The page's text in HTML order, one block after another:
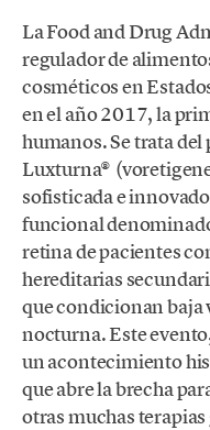
La Food and Drug
regulador de
cosméticos en
en el año 2017, la
humanos. Se trata
Luxturna®
sofisticada e
funcional
retina de pacientes
hereditarias
que condicionan baja
nocturna. Este
un acontecimiento
que abre la brecha
otras muchas